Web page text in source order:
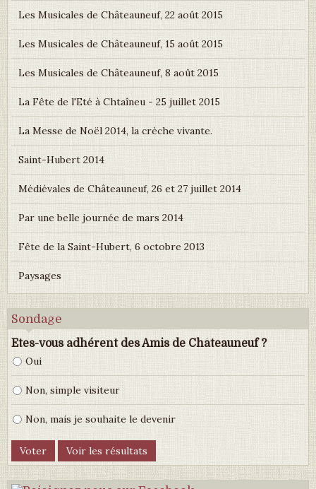
Les Musicales de Châteauneuf, 22 août 2015
Les Musicales de Châteauneuf, 15 août 2015
Les Musicales de Châteauneuf, 8 août 2015
La Fête de l'Eté à Chtaîneu - 25 juillet 2015
La Messe de Noël 2014, la crèche vivante.
Saint-Hubert 2014
Médiévales de Châteauneuf, 26 et 27 juillet 2014
Par une belle journée de mars 2014
Fête de la Saint-Hubert, 6 octobre 2013
Paysages
Sondage
Etes-vous adhérent des Amis de Châteauneuf ?
Oui
Non, simple visiteur
Non, mais je souhaite le devenir